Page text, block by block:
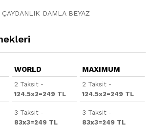
DAMLA BEYAZ
WORLD
2 Taksit -
124.5x2=249 TL
3 Taksit -
83x3=249 TL
MAXIMUM
2 Taksit -
124.5x2=249 TL
3 Taksit -
83x3=249 TL